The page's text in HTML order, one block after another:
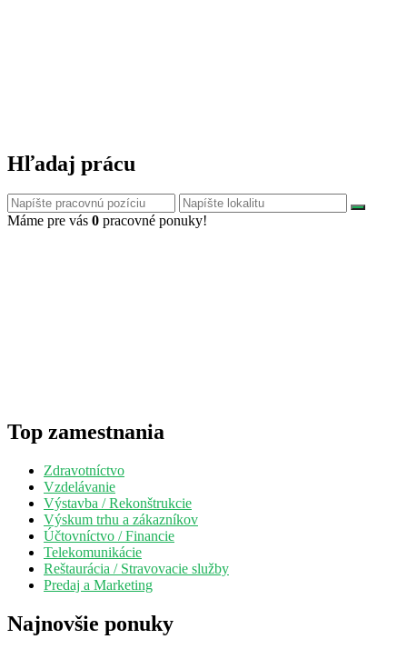
Hľadaj prácu
Máme pre vás 0 pracovné ponuky!
Top zamestnania
Zdravotníctvo
Vzdelávanie
Výstavba / Rekonštrukcie
Výskum trhu a zákazníkov
Účtovníctvo / Financie
Telekomunikácie
Reštaurácia / Stravovacie služby
Predaj a Marketing
Najnovšie ponuky